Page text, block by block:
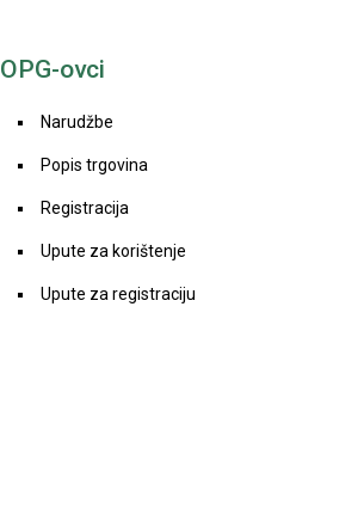
OPG-ovci
Narudžbe
Popis trgovina
Registracija
Upute za korištenje
Upute za registraciju